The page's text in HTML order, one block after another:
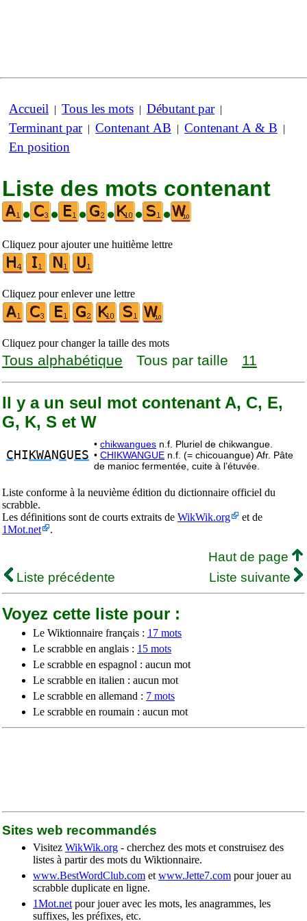
Accueil | Tous les mots | Débutant par|
Terminant par| Contenant AB | Contenant A & B |
En position
Liste des mots contenant
•
• • • • •
Cliquez pour ajouter une huitième lettre
Cliquez pour enlever une lettre
Cliquez pour changer la taille des mots
Tous alphabétique Tous par taille 11
Il y a un seul mot contenant A, C, E,
G, K, S et W
C HI KWANGU ES
• chikwangues n.f. Pluriel de chikwangue.
• CHIKWANGUE n.f. (= chicouangue) Afr. Pâte
de manioc fermentée, cuite à l’étuvée.
Liste conforme à la neuvième édition du dictionnaire officiel du
scrabble.
Les définitions sont de courts extraits de WikWik.org
et de
1Mot.net
.
Haut de page
Liste précédente
Liste suivante
Voyez cette liste pour :
Le Wiktionnaire français : 17 mots
Le scrabble en anglais : 15 mots
Le scrabble en espagnol : aucun mot
Le scrabble en italien : aucun mot
Le scrabble en allemand : 7 mots
Le scrabble en roumain : aucun mot
Sites web recommandés
Visitez WikWik.org - cherchez des mots et construisez des
listes à partir des mots du Wiktionnaire.
www.BestWordClub.com et www.Jette7.com pour jouer au
scrabble duplicate en ligne.
1Mot.net pour jouer avec les mots, les anagrammes, les
suffixes, les préfixes, etc.